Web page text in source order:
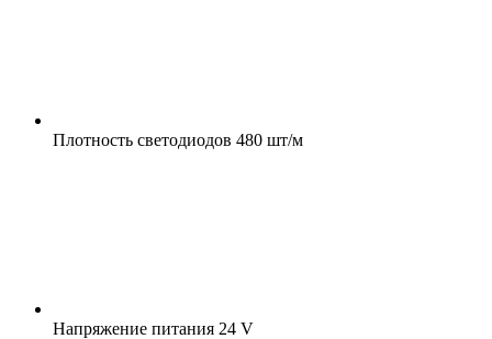
Плотность светодиодов 480 шт/м
Напряжение питания 24 V